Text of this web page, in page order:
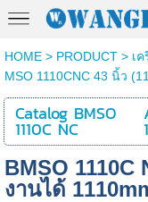
HOME> PRODUCT> เ
MSO 1110CNC 43 นิ้ว
Catalog BMSO
1110C NC
BMSO
งานได้